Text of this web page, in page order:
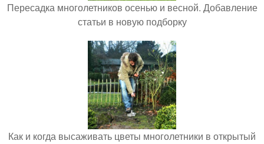
Пересадка многолетников осенью и весной. Добавление
статьи в новую подборку
Как и когда высаживать цветы многолетники в открытый